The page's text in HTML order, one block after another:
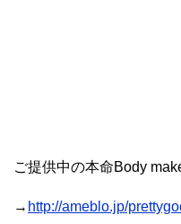
ご提供中の本命Body
→ http://ameblo.jp/